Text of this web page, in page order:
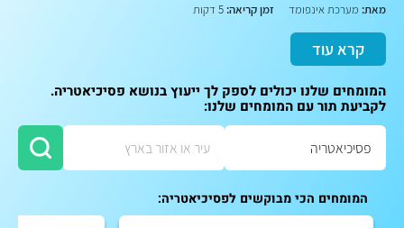
מאת: מערכת אינפומד זמן קריאה:
קרא עוד
המומחים שלנו יכולים לספק לך ייעוץ בנושא פסיכיאטריה.
לקביעת תור עם המומחים שלנו:
המומחים הכי מבוקשים לפסיכיאטריה: